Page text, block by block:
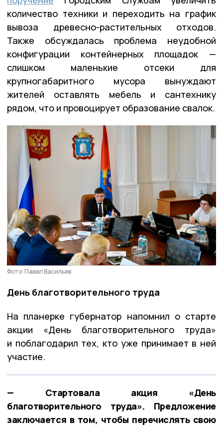
количество техники и переходить на график
вывоза древесно-растительных отходов.
Также обсуждалась проблема неудобной
конфигурации контейнерных площадок —
слишком маленькие отсеки для
крупногабаритного мусора вынуждают
жителей оставлять мебель и сантехнику
рядом, что и провоцирует образование свалок.
Фото: Павел Васильев
День благотворительного труда
На планерке губернатор напомнил о старте
акции «День благотворительного труда»
и поблагодарил тех, кто уже принимает в ней
участие.
— Стартовала акция «День
благотворительного труда». Предложение
заключается в том, чтобы перечислять свою